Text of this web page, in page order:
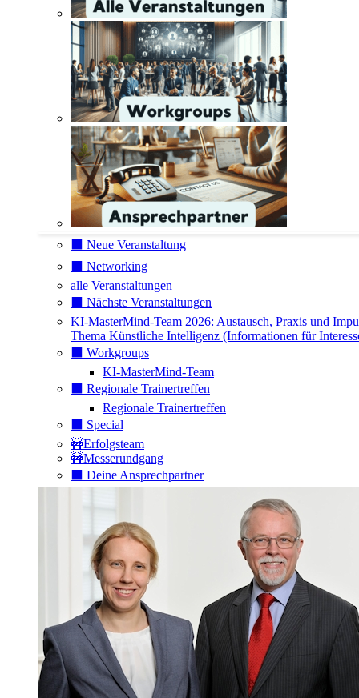
⬛️ Neue Veranstaltung
⬛️ Networking
alle Veranstaltungen
⬛️ Nächste Veranstaltungen
KI-MasterMind-Team 2026: Austausch, Praxis und
Thema Künstliche Intelligenz (Informationen für
⬛️ Workgroups
KI-MasterMind-Team
⬛️ Regionale Trainertreffen
Regionale Trainertreffen
⬛️ Special
🚧Erfolgsteam
🚧Messerundgang
⬛️ Deine Ansprechpartner